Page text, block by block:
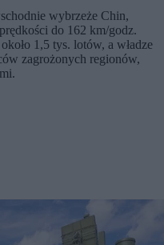
wybrzeże Chin,
do 162 km/godz.
1,5 tys. lotów, a władze
zagrożonych regionów,